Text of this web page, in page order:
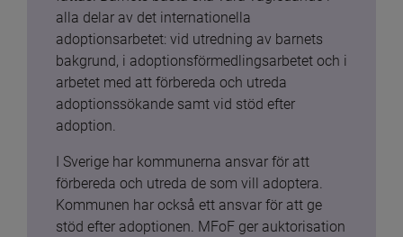
alla delar av det internationella
adoptionsarbetet: vid utredning av barnets
bakgrund, i adoptionsförmedlingsarbetet och i
arbetet med att förbereda och utreda
adoptionssökande samt vid stöd efter
adoption.
I Sverige har kommunerna ansvar för att
förbereda och utreda de som vill adoptera.
Kommunen har också ett ansvar för att ge
stöd efter adoptionen. MFoF ger auktorisation